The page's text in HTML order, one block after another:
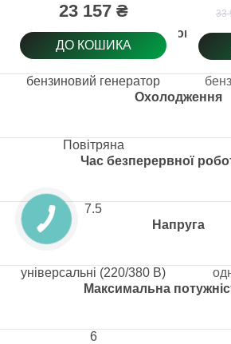
Тип товару
Охолодження
Час безперервної
Напруга
Максимальна
23 157 ₴
ДО КОШИКА
бензиновий генератор
Повітряна
7.5
універсальні (220/380 В)
6
33